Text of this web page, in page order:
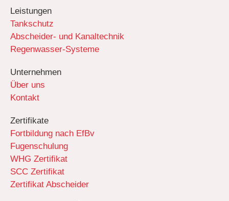
Leistungen
Tankschutz
Abscheider- und Kanaltechnik
Regenwasser-Systeme
Unternehmen
Über uns
Kontakt
Zertifikate
Fortbildung nach EfBv
Fugenschulung
WHG Zertifikat
SCC Zertifikat
Zertifikat Abscheider